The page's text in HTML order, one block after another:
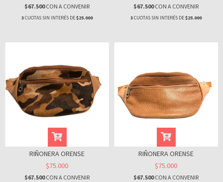
$67.500CON A CONVENIR
3CUOTAS SIN INTERÉS DE$25.000
$67.500CON A CONVENIR
3CUOTAS SIN INTERÉS DE$25.000
RIÑONERA ORENSE
$75.000
$67.500CON A CONVENIR
RIÑONERA ORENSE
$75.000
$67.500CON A CONVENIR